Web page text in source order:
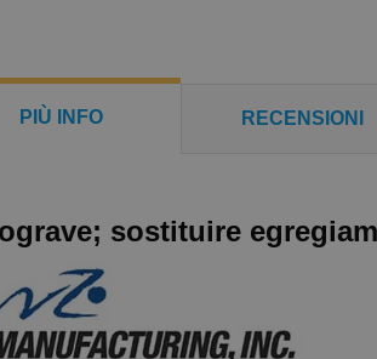
PIÙ INFO RECENSIONI
sostituire